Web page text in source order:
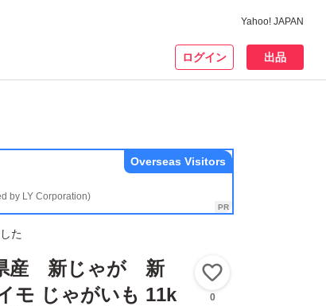
Yahoo! JAPAN
ログイン 出品
by LY Corporation)
Overseas Visitors
た
産 新じゃが 新
モ じゃがいも 11k
0